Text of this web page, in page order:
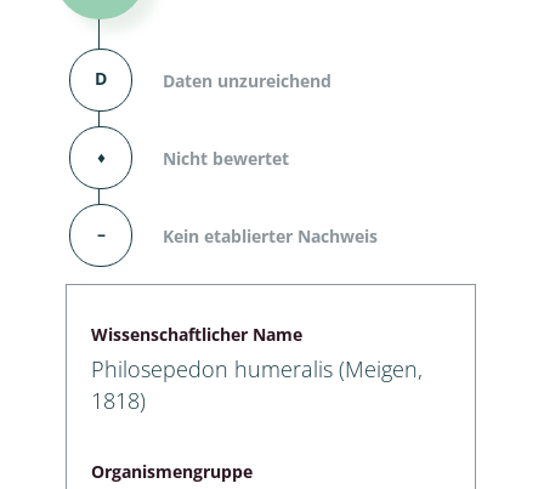
D Daten unzureichend
⬧ Nicht bewertet
– Kein etablierter Nachweis
Wissenschaftlicher Name
Philosepedon humeralis (Meigen,
1818)
Organismengruppe